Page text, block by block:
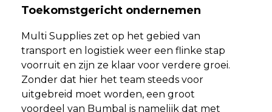
Toekomstgericht ondernemen
Multi Supplies zet op het gebied van
transport en logistiek weer een flinke stap
voorruit en zijn ze klaar voor verdere groei.
Zonder dat hier het team steeds voor
uitgebreid moet worden, een groot
voordeel van Bumbal is namelijk dat met